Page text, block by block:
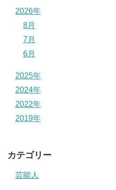
2026年
8月
7月
6月
2025年
2024年
2022年
2019年
カテゴリー
芸能人